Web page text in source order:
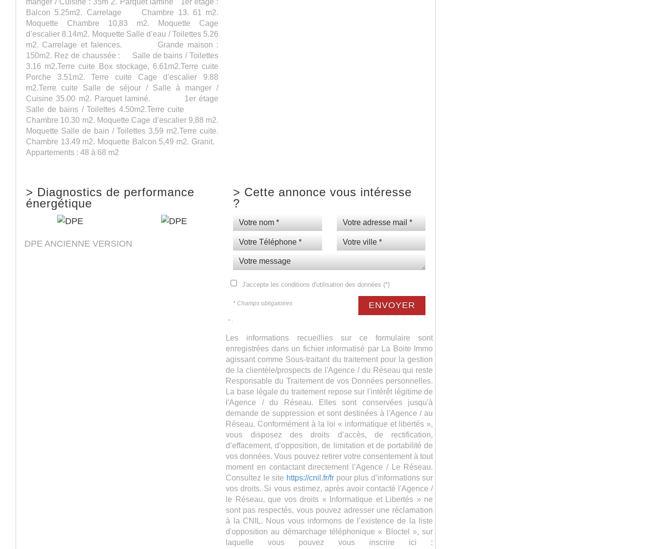
Balcon 5.25m2. Carrelage Chambre 13. 61 m2.
Moquette Chambre 10,83 m2. Moquette Cage
d’escalier 8.14m2. Moquette Salle d’eau / Toilettes 5.26
m2. Carrelage et faïences. Grande maison :
150m2. Rez de chaussée : Salle de bains / Toilettes
3.16 m2.Terre cuite Box stockage, 6.61m2.Terre cuite
Porche 3.51m2. Terre cuite Cage d’escalier 9.88
m2.Terre cuite Salle de séjour / Salle à manger /
Cuisine 35.00 m2. Parquet laminé. 1er étage
Salle de bains / Toilettes 4.50m2.Terre cuite
Chambre 10.30 m2. Moquette Cage d’escalier 9,88 m2.
Moquette Salle de bain / Toilettes 3,59 m2.Terre cuite.
Chambre 13.49 m2. Moquette Balcon 5,49 m2. Granit.
Appartements : 48 à 68 m2
> Diagnostics de performance
énergétique
DPE ANCIENNE VERSION
> Cette annonce vous intéresse
?
J'accepte les conditions d'utilisation des données (*)
* Champs obligatoires ENVOYER
* :
Les informations recueillies sur ce formulaire sont
enregistrées dans un fichier informatisé par La Boite Immo
agissant comme Sous-traitant du traitement pour la gestion
de la clientèle/prospects de l'Agence / du Réseau qui reste
Responsable du Traitement de vos Données personnelles.
La base légale du traitement repose sur l'intérêt légitime de
l'Agence / du Réseau. Elles sont conservées jusqu'à
demande de suppression et sont destinées à l'Agence / au
Réseau. Conformément à la loi « informatique et libertés »,
vous disposez des droits d’accès, de rectification,
d’effacement, d’opposition, de limitation et de portabilité de
vos données. Vous pouvez retirer votre consentement à tout
moment en contactant directement l’Agence / Le Réseau.
Consultez le site https://cnil.fr/frpour plus d’informations sur
vos droits. Si vous estimez, après avoir contacté l'Agence /
le Réseau, que vos droits « Informatique et Libertés » ne
sont pas respectés, vous pouvez adresser une réclamation
à la CNIL. Nous vous informons de l’existence de la liste
d'opposition au démarchage téléphonique « Bloctel », sur
laquelle vous pouvez vous inscrire ici :